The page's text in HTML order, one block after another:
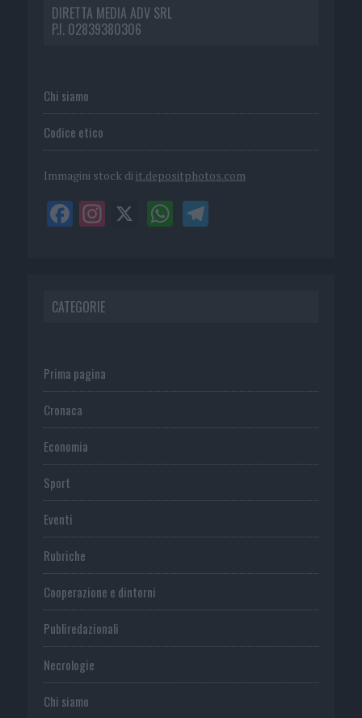
DIRETTA MEDIA ADV SRL
P.I. 02839380306
Chi siamo
Codice etico
Immagini stock di it.depositphotos.com
CATEGORIE
Prima pagina
Cronaca
Economia
Sport
Eventi
Rubriche
Cooperazione e dintorni
Publiredazionali
Necrologie
Chi siamo